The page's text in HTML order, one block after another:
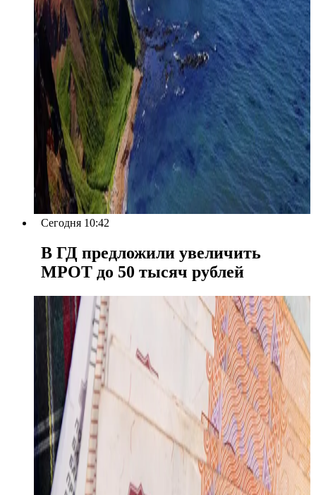
Сегодня 10:42
В ГД предложили увеличить
МРОТ до 50 тысяч рублей